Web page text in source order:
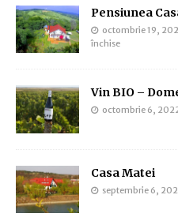
Pensiunea
octombrie 19,
închise
Vin BIO –
octombrie 6,
Casa Matei
septembrie 6,